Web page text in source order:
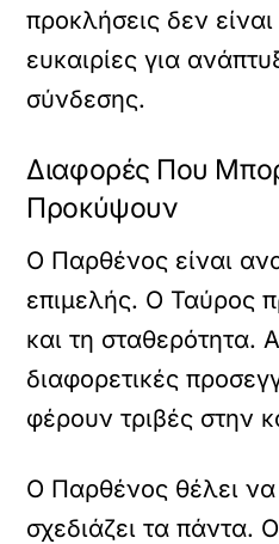
προκλήσεις δεν
ευκαιρίες για
σύνδεσης.
Διαφορές Που
Προκύψουν
Ο Παρθένος είναι
επιμελής. Ο Ταύρος
και τη σταθερότητα.
διαφορετικές
φέρουν τριβές στην
Ο Παρθένος θέλει
σχεδιάζει τα πάντα.